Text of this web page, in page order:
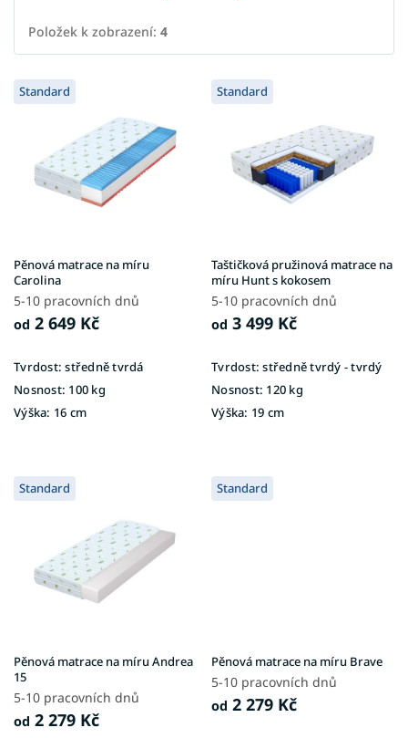
Položek k zobrazení: 4
V
ý
u
k
t
ů
Standard
Pěnová matrace na míru
Carolina
5-10 pracovních dnů
od 2 649 Kč
Tvrdost: středně tvrdá
Nosnost: 100 kg
Výška: 16 cm
Standard
Taštičková pružinová matrace na
míru Hunt s kokosem
5-10 pracovních dnů
od 3 499 Kč
Tvrdost: středně tvrdý - tvrdý
Nosnost: 120 kg
Výška: 19 cm
Standard
Pěnová matrace na míru Andrea
15
5-10 pracovních dnů
od 2 279 Kč
Standard
Pěnová matrace na míru Brave
5-10 pracovních dnů
od 2 279 Kč